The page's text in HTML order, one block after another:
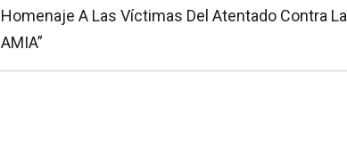
Homenaje A Las Víctimas Del Atentado Contra La
AMIA”